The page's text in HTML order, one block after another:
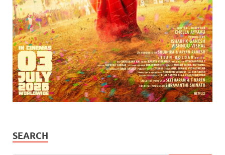
SEARCH